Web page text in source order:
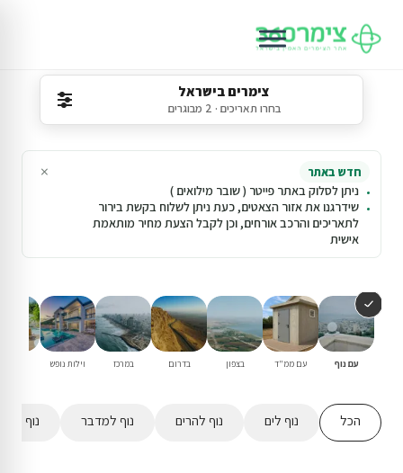
צימרים בישראל
בחרו תאריכים · 2 מבוגרים
חדש באתר
ניתן לסלוק באתר פייטר ( שובר מילואים )
שידרגנו את אזור הצאטים, כעת ניתן לשלוח בקשת בירור
לתאריכים והרכב אורחים, וכן לקבל הצעת מחיר מותאמת
אישית
×
עם נוף עם ממ"ד בצפון בדרום במרכז וילות נופש
הכל נוף לים נוף להרים נוף למדבר נוף